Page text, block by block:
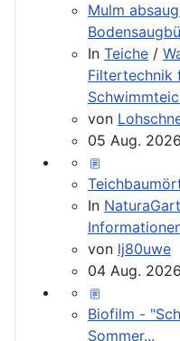
Mulm
In Teiche /
Filtertechnik
von
05 Aug.
In NaturaGart
von lj80uwe
04 Aug.
Biofilm -
Sommer...